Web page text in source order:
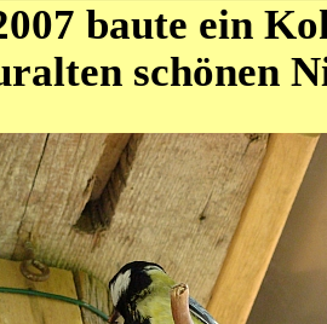
baute ein
schönen